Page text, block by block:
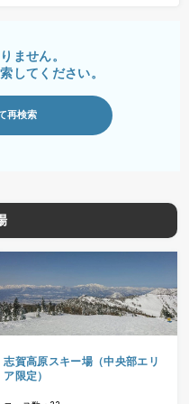
ません。
してください。
再検索
志賀高原スキー場（中央部エリ
ア限定）